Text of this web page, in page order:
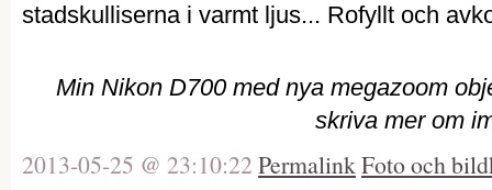
stadskulliserna i varmt ljus... Rofyllt och
Min Nikon D700 med nya megazoom
skriva mer om
2013-05-25 @ 23:10:22 PermalinkFoto och